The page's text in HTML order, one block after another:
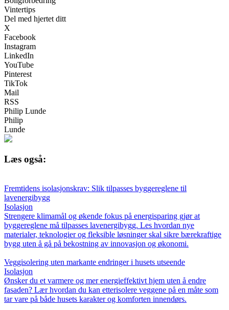
Vintertips
Del med hjertet ditt
X
Facebook
Instagram
LinkedIn
YouTube
Pinterest
TikTok
Mail
RSS
Philip Lunde
Philip
Lunde
Læs også:
Fremtidens isolasjonskrav: Slik tilpasses byggereglene til
lavenergibygg
Isolasjon
Strengere klimamål og økende fokus på energisparing gjør at
byggereglene må tilpasses lavenergibygg. Les hvordan nye
materialer, teknologier og fleksible løsninger skal sikre bærekraftige
bygg uten å gå på bekostning av innovasjon og økonomi.
Veggisolering uten markante endringer i husets utseende
Isolasjon
Ønsker du et varmere og mer energieffektivt hjem uten å endre
fasaden? Lær hvordan du kan etterisolere veggene på en måte som
tar vare på både husets karakter og komforten innendørs.